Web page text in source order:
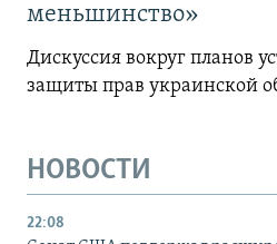
меньшинство»
Дискуссия вокруг планов
защиты прав украинской
НОВОСТИ
22:08